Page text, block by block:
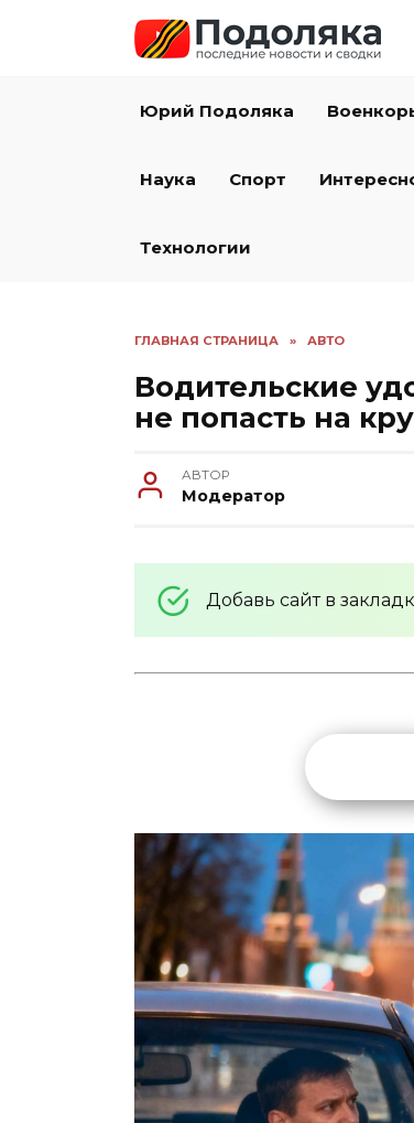
Юрий Подоляка
Наука Спорт
Технологии
ГЛАВНАЯ СТРАНИЦА » АВТО
Водительские
не попасть на
АВТОР
Модератор
Добавь сайт в